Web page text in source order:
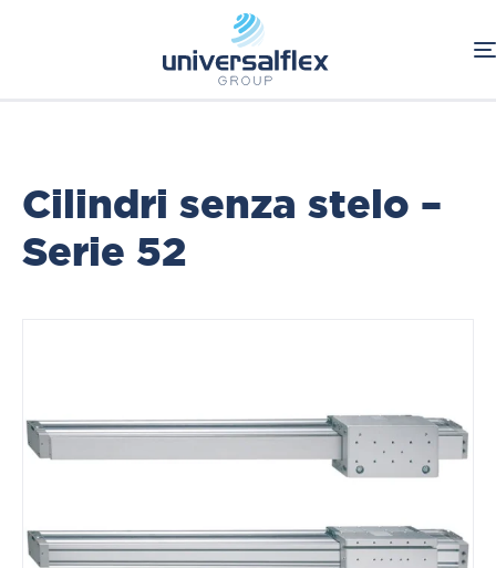
Attuazione pneumatica e elettrica
Cilindri senza stelo
Cilindri senza stelo –
Serie 52